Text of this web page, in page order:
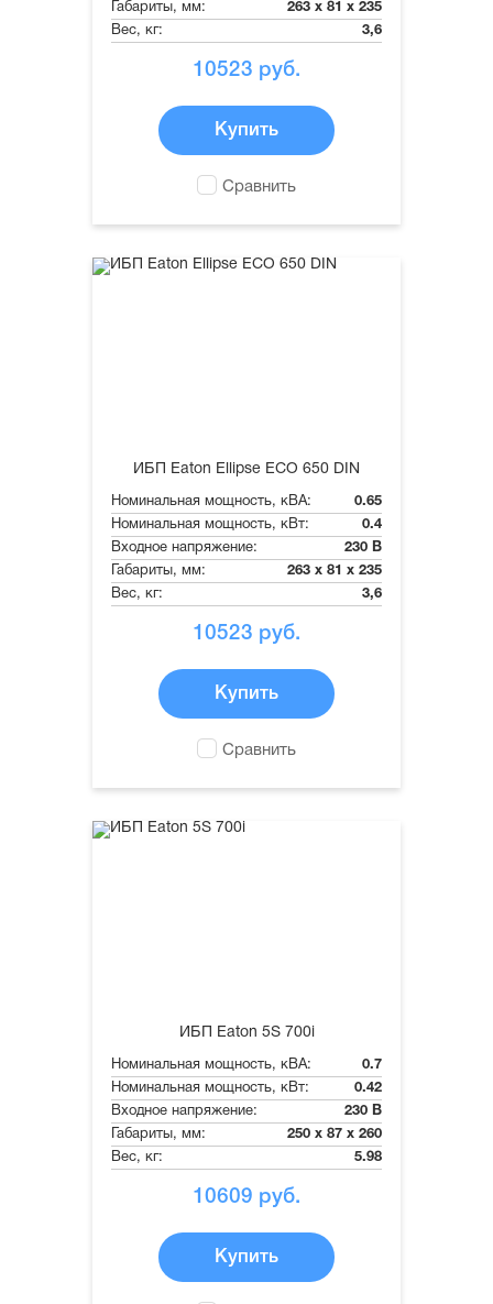
Габариты, мм:
263 x 81 x 235
Вес, кг:
3,6
10523 руб.
Купить
Сравнить
ИБП Eaton Ellipse ECO 650 DIN
Номинальная мощность, кВА:
0.65
Номинальная мощность, кВт:
0.4
Входное напряжение:
230 В
Габариты, мм:
263 x 81 x 235
Вес, кг:
3,6
10523 руб.
Купить
Сравнить
ИБП Eaton 5S 700i
Номинальная мощность, кВА:
0.7
Номинальная мощность, кВт:
0.42
Входное напряжение:
230 В
Габариты, мм:
250 x 87 x 260
Вес, кг:
5.98
10609 руб.
Купить